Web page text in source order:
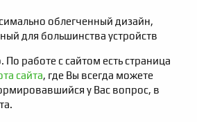
облегченный дизайн,
для большинства устройств
По работе с сайтом есть страница
сайта, где Вы всегда можете
у Вас вопрос, в